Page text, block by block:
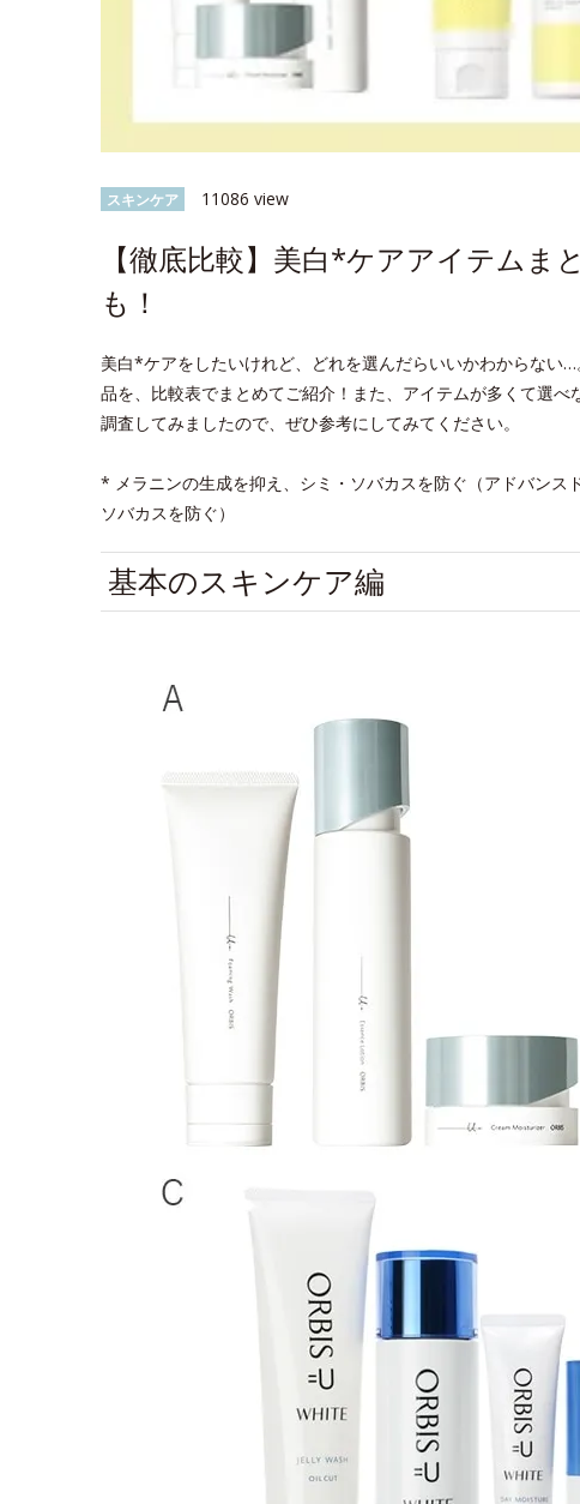
スキンケア 11086 view
【徹底比較】美白*ケアアイテムま
も！
美白*ケアをしたいけれど、どれを選んだらいいかわからない
品を、比較表でまとめてご紹介！また、アイテムが多くて選
調査してみましたので、ぜひ参考にしてみてください。
* メラニンの生成を抑え、シミ・ソバカスを防ぐ（アドバンス
ソバカスを防ぐ）
基本のスキンケア編